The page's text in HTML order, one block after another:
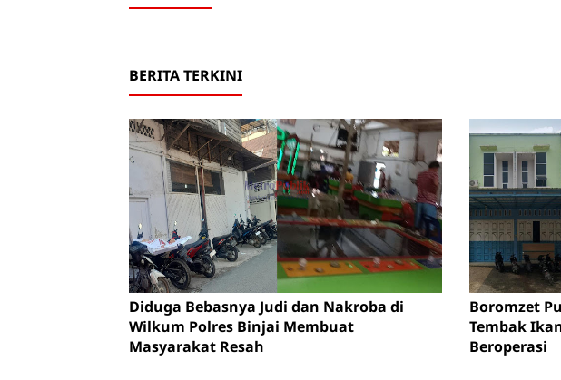
BERITA TERKINI
Diduga Bebasnya Judi dan Nakroba di
Wilkum Polres Binjai Membuat
Masyarakat Resah
Boromzet
Tembak
Beroperasi